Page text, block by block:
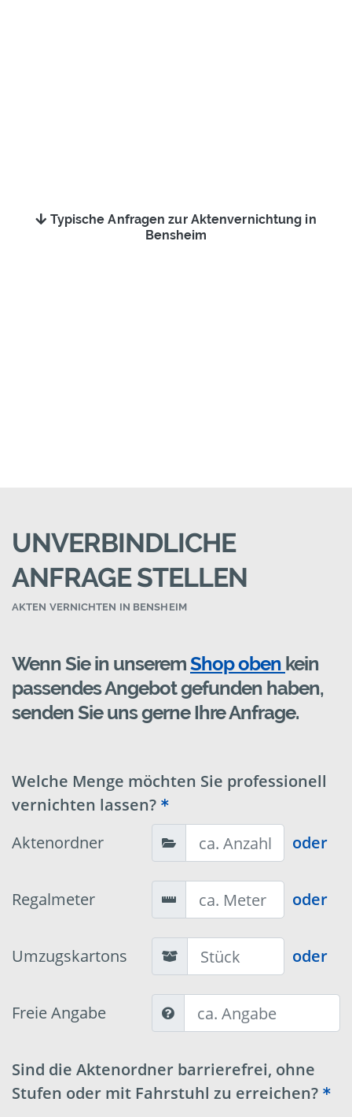
Typische Anfragen zur Aktenvernichtung in
Bensheim
UNVERBINDLICHE
ANFRAGE STELLEN
AKTEN VERNICHTEN IN BENSHEIM
Wenn Sie in unseremShop oben kein
passendes Angebot gefunden haben,
senden Sie uns gerne Ihre Anfrage.
Welche Menge möchten Sie professionell
vernichten lassen?
Aktenordner
oder
Regalmeter oder
Umzugskartons oder
Freie Angabe
Sind die Aktenordner barrierefrei, ohne
Stufen oder mit Fahrstuhl zu erreichen?